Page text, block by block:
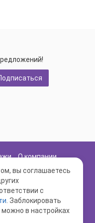
О компании
вы соглашаетесь
с
. Заблокировать
в настройках